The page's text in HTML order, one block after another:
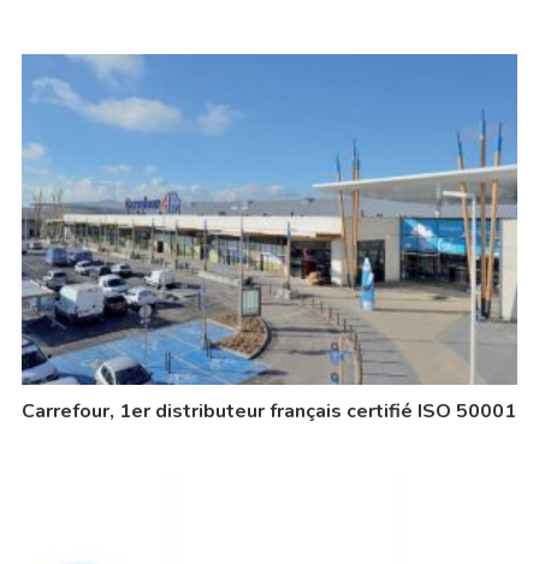
Carrefour, 1er distributeur français certifié ISO 50001